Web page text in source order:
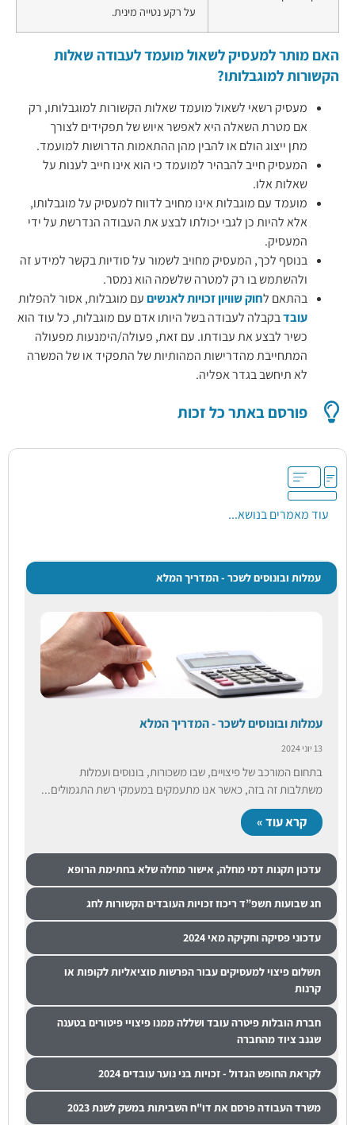
על רקע נטייה מינית.
האם מותר למעסיק לשאול מועמד לעבודה שאלות
הקשורות למוגבלותו?
מעסיק רשאי לשאול מועמד שאלות הקשורות למוגבלותו, רק
אם מטרת השאלה היא לאפשר איוש של תפקידים לצורך
מתן ייצוג הולם או להבין מהן ההתאמות הדרושות למועמד.
המעסיק חייב להבהיר למועמד כי הוא אינו חייב לענות על
שאלות אלו.
מועמד עם מוגבלות אינו מחויב לדווח למעסיק על מוגבלותו,
אלא להיות כן לגבי יכולתו לבצע את העבודה הנדרשת על ידי
המעסיק.
בנוסף לכך, המעסיק מחויב לשמור על סודיות בקשר למידע זה
ולהשתמש בו רק למטרה שלשמה הוא נמסר.
בהתאם ל חוק שוויון זכויות לאנשיםעם מוגבלות, אסור להפלות
עובדבקבלה לעבודה בשל היותו אדם עם מוגבלות, כל עוד הוא
כשיר לבצע את עבודתו. עם זאת, פעולה/הימנעות מפעולה
המתחייבת מהדרישות המהותיות של התפקיד או של המשרה
לא תיחשב בגדר אפליה.
פורסם באתר כל זכות
עוד מאמרים בנושא...
עמלות ובונוסים לשכר - המדריך המלא
עמלות ובונוסים לשכר - המדריך המלא
13 יוני 2024
בתחום המורכב של פיצויים, שבו משכורות, בונוסים ועמלות
משתלבות זה בזה, כאשר אנו מתעמקים במעמקי רשת התגמולים...
קרא עוד »
עדכון תקנות דמי מחלה, אישור מחלה שלא בחתימת הרופא
חג שבועות תשפ”ד ריכוז זכויות העובדים הקשורות לחג
עדכוני פסיקה וחקיקה מאי 2024
תשלום פיצוי למעסיקים עבור הפרשות סוציאליות לקופות או
קרנות
חברת הובלות פיטרה עובד ושללה ממנו פיצויי פיטורים בטענה
שגנב ציוד מהחברה
לקראת החופש הגדול - זכויות בני נוער עובדים 2024
משרד העבודה פרסם את דו"ח השביתות במשק לשנת 2023